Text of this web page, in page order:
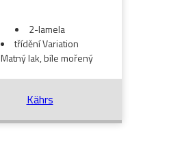
2-lamela
třídění Variation
Matný lak, bíle mořený
Kährs